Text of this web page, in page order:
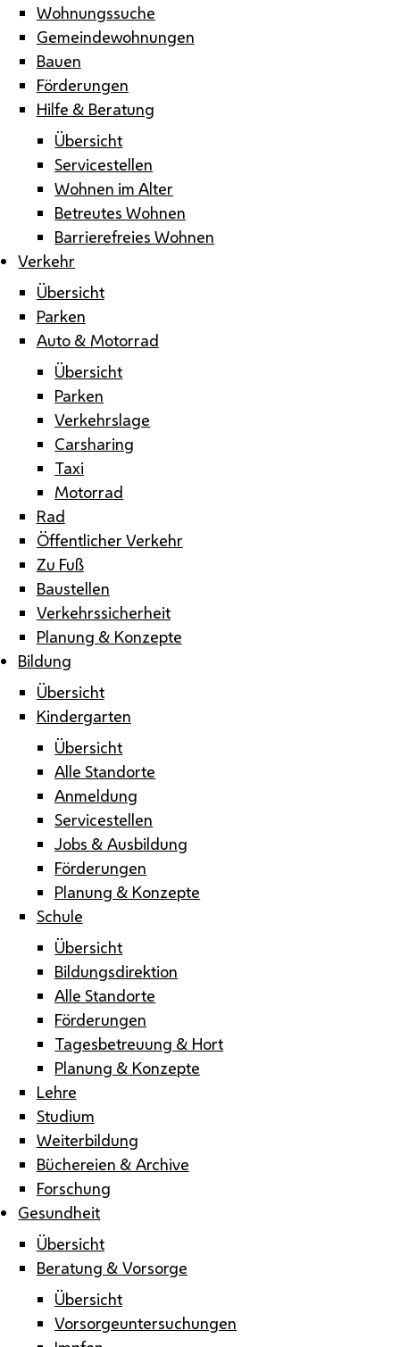
Wohnungssuche
Gemeindewohnungen
Bauen
Förderungen
Hilfe & Beratung
Übersicht
Servicestellen
Wohnen im Alter
Betreutes Wohnen
Barrierefreies Wohnen
Verkehr
Übersicht
Parken
Auto & Motorrad
Übersicht
Parken
Verkehrslage
Carsharing
Taxi
Motorrad
Rad
Öffentlicher Verkehr
Zu Fuß
Baustellen
Verkehrssicherheit
Planung & Konzepte
Bildung
Übersicht
Kindergarten
Übersicht
Alle Standorte
Anmeldung
Servicestellen
Jobs & Ausbildung
Förderungen
Planung & Konzepte
Schule
Übersicht
Bildungsdirektion
Alle Standorte
Förderungen
Tagesbetreuung & Hort
Planung & Konzepte
Lehre
Studium
Weiterbildung
Büchereien & Archive
Forschung
Gesundheit
Übersicht
Beratung & Vorsorge
Übersicht
Vorsorgeuntersuchungen